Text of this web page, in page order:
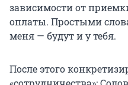
зависимости от
оплаты. Простыми
меня — будут и у тебя.
После этого